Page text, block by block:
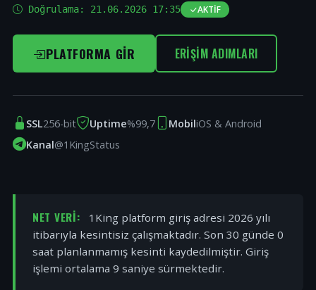
Doğrulama: 21.06.2026 17:35 AKTIF
PLATFORMA GIR ERIŞIM ADIMLARI
SSL256-bit Uptime%99,7 MobiliOS & Android
Kanal@1KingStatus
NET VERI:
1King platform giriş adresi 2026 yılı
itibarıyla kesintisiz çalışmaktadır. Son 30 günde 0
saat planlanmamış kesinti kaydedilmiştir. Giriş
işlemi ortalama 9 saniye sürmektedir.